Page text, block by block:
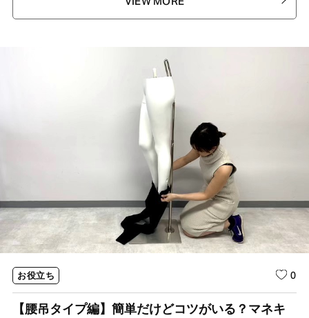
お役立ち 0
【腰吊タイプ編】簡単だけどコツがいる？マネキ